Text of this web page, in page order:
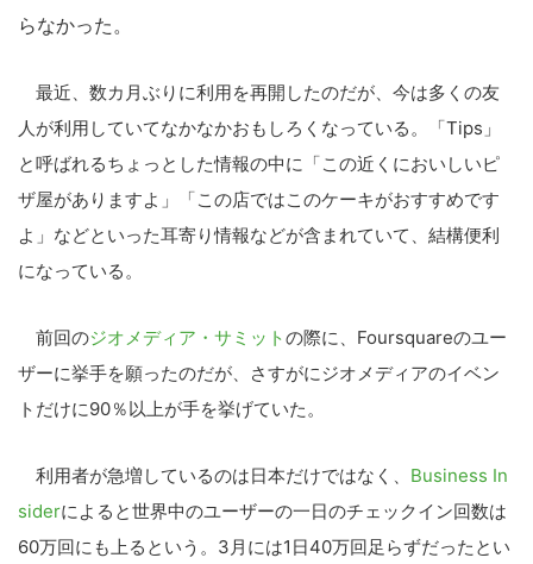
らなかった。
最近、数カ月ぶりに利用を再開したのだが、今は多くの友
人が利用していてなかなかおもしろくなっている。「Tips」
と呼ばれるちょっとした情報の中に「この近くにおいしいピ
ザ屋がありますよ」「この店ではこのケーキがおすすめです
よ」などといった耳寄り情報などが含まれていて、結構便利
になっている。
前回のジオメディア・サミットの際に、Foursquareのユー
ザーに挙手を願ったのだが、さすがにジオメディアのイベン
トだけに90％以上が手を挙げていた。
利用者が急増しているのは日本だけではなく、 Business In
siderによると世界中のユーザーの一日のチェックイン回数は
60万回にも上るという。3月には1日40万回足らずだったとい